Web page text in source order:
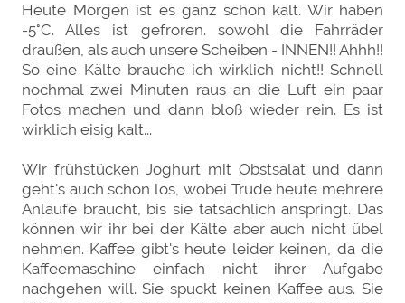
Heute Morgen ist es ganz schön kalt. Wir haben
-5°C. Alles ist gefroren. sowohl die Fahrräder
draußen, als auch unsere Scheiben - INNEN!! Ahhh!!
So eine Kälte brauche ich wirklich nicht!! Schnell
nochmal zwei Minuten raus an die Luft ein paar
Fotos machen und dann bloß wieder rein. Es ist
wirklich eisig kalt...
Wir frühstücken Joghurt mit Obstsalat und dann
geht's auch schon los, wobei Trude heute mehrere
Anläufe braucht, bis sie tatsächlich anspringt. Das
können wir ihr bei der Kälte aber auch nicht übel
nehmen. Kaffee gibt's heute leider keinen, da die
Kaffeemaschine einfach nicht ihrer Aufgabe
nachgehen will. Sie spuckt keinen Kaffee aus. Sie